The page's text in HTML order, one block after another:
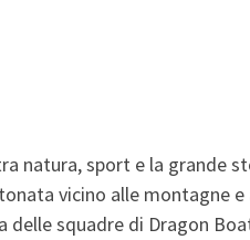
natura, sport e la grande
vicino alle montagne
delle squadre di Dragon